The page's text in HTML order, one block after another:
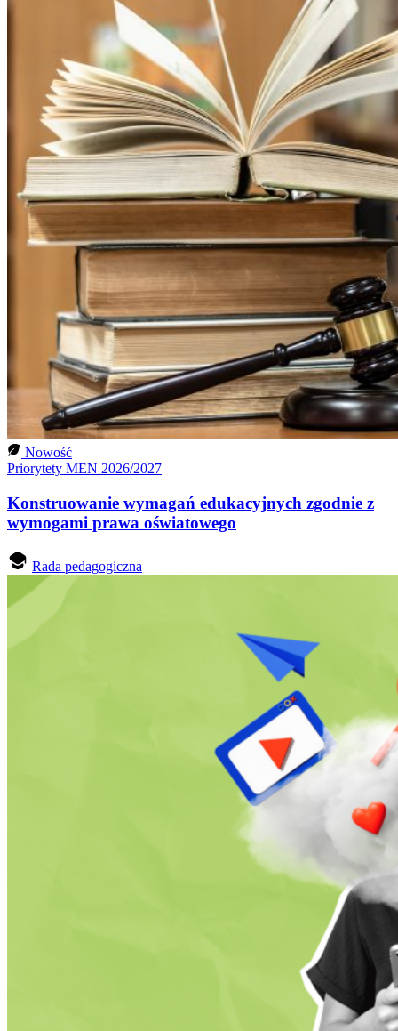
Nowość
Priorytety MEN 2026/2027
Konstruowanie wymagań edukacyjnych zgodnie z
wymogami prawa oświatowego
Rada pedagogiczna